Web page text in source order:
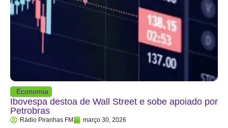
Economia
Ibovespa destoa de Wall Street e sobe apoiado por
Petrobras
Rádio Piranhas FM março 30, 2026